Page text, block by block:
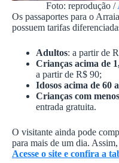
Foto: reprodução /
Os passaportes para o
possuem tarifas
Adultos: a partir de
Crianças acima de
a partir de R$ 90;
Idosos acima de 60
Crianças com
entrada gratuita.
O visitante ainda pode
para mais de um dia.
Acesse o site e confira a